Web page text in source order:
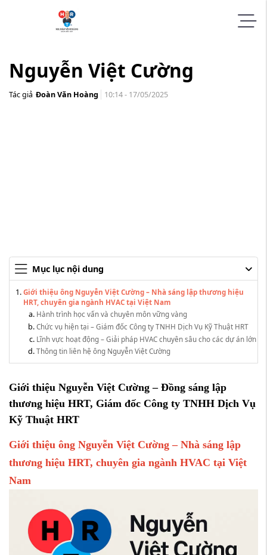
Nguyễn Việt Cường
Tác giả Đoàn Văn Hoàng 10:14 - 17/05/2025
Mục lục nội dung
Giới thiệu ông Nguyễn Việt Cường – Nhà sáng lập thương hiệu
HRT, chuyên gia ngành HVAC tại Việt Nam
Hành trình học vấn và chuyên môn vững vàng
Chức vụ hiện tại – Giám đốc Công ty TNHH Dịch Vụ Kỹ Thuật HRT
Lĩnh vực hoạt động – Giải pháp HVAC chuyên sâu cho các dự án lớn
Thông tin liên hệ ông Nguyễn Việt Cường
Giới thiệu Nguyễn Việt Cường – Đồng sáng lập
thương hiệu HRT, Giám đốc Công ty TNHH Dịch Vụ
Kỹ Thuật HRT
Giới thiệu ông Nguyễn Việt Cường – Nhà sáng lập
thương hiệu HRT, chuyên gia ngành HVAC tại Việt
Nam